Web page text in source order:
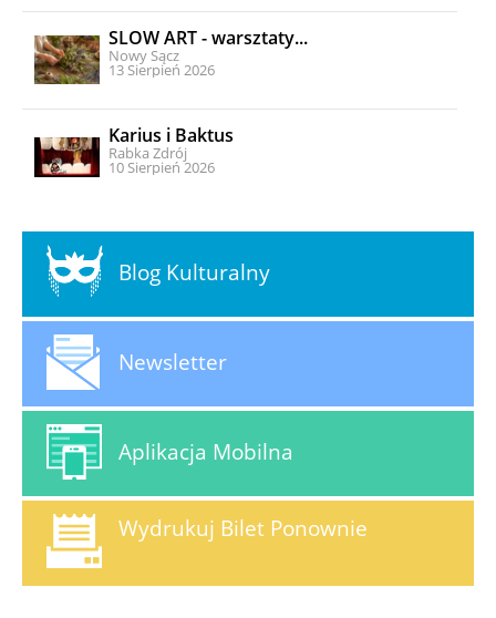
SLOW ART - warsztaty...
Nowy Sącz
13 Sierpień 2026
Karius i Baktus
Rabka Zdrój
10 Sierpień 2026
Blog Kulturalny
Newsletter
Aplikacja Mobilna
Wydrukuj Bilet Ponownie